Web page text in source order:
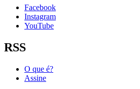
Facebook
Instagram
YouTube
RSS
O que é?
Assine